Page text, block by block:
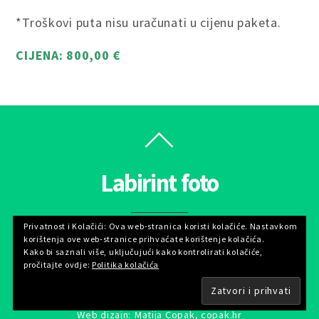
*Troškovi puta nisu uračunati u cijenu paketa.
CIJENA: 800,00 €
Labirint foto
Web dizajn: Matija Copak,copak.hr
Privatnost i Kolačići: Ova web-stranica koristi kolačiće. Nastavkom
korištenja ove web-stranice prihvaćate korištenje kolačića.
Kako bi saznali više, uključujući kako kontrolirati kolačiće,
pročitajte ovdje: Politika kolačića